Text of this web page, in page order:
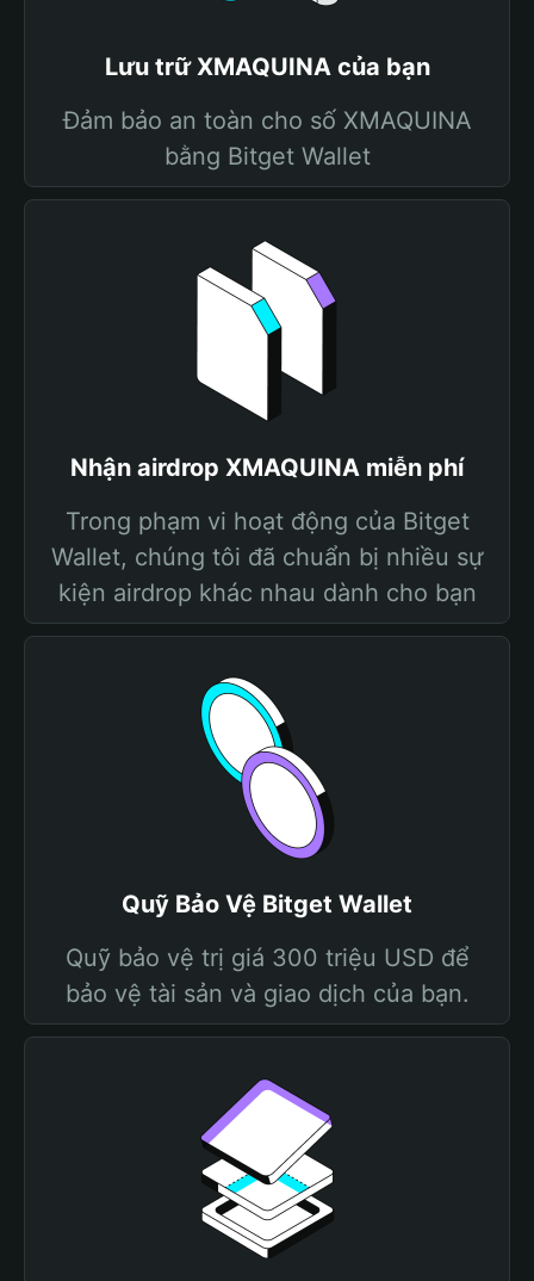
Lưu trữ XMAQUINA của bạn
Đảm bảo an toàn cho số XMAQUINA
bằng Bitget Wallet
Nhận airdrop XMAQUINA miễn phí
Trong phạm vi hoạt động của Bitget
Wallet, chúng tôi đã chuẩn bị nhiều sự
kiện airdrop khác nhau dành cho bạn
Quỹ Bảo Vệ Bitget Wallet
Quỹ bảo vệ trị giá 300 triệu USD để
bảo vệ tài sản và giao dịch của bạn.